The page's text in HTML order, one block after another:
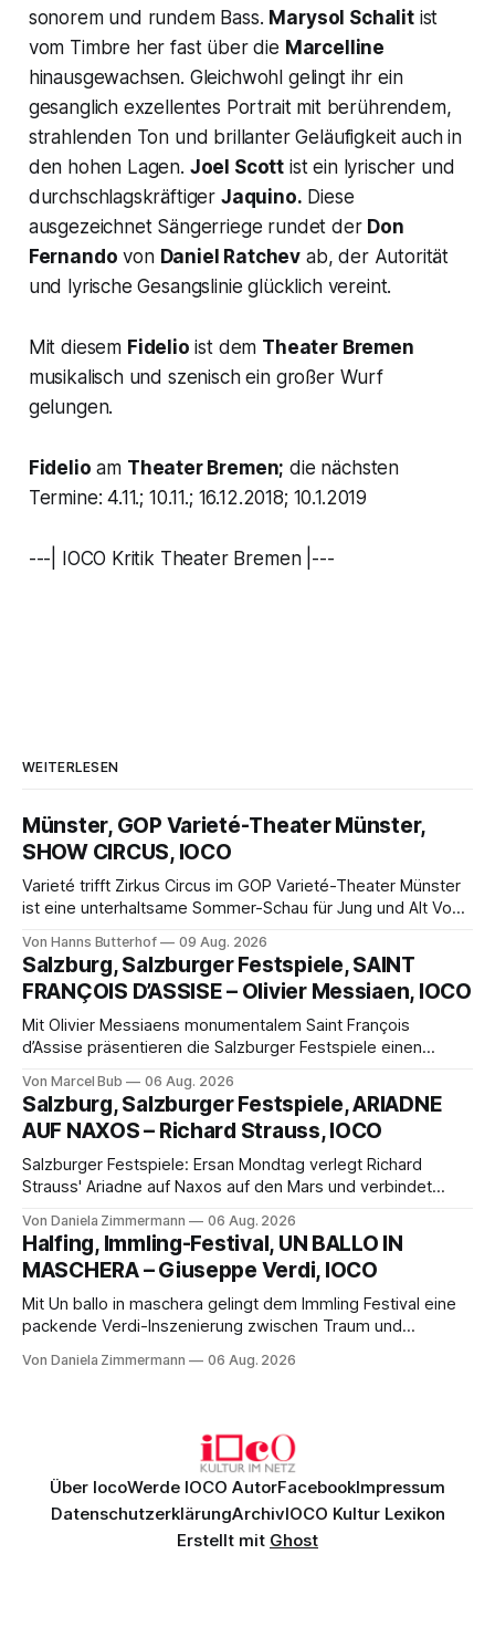
sonorem und rundem Bass. Marysol Schalitist
vom Timbre her fast über die Marcelline
hinausgewachsen. Gleichwohl gelingt ihr ein
gesanglich exzellentes Portrait mit berührendem,
strahlenden Ton und brillanter Geläufigkeit auch in
den hohen Lagen. Joel Scott ist ein lyrischer und
durchschlagskräftiger Jaquino. Diese
ausgezeichnet Sängerriege rundet der Don
Fernando von Daniel Ratchev ab, der Autorität
und lyrische Gesangslinie glücklich vereint.
Mit diesem Fidelio ist dem Theater Bremen
musikalisch und szenisch ein großer Wurf
gelungen.
Fidelio am Theater Bremen; die nächsten
Termine: 4.11.; 10.11.; 16.12.2018; 10.1.2019
---| IOCO Kritik Theater Bremen |---
WEITERLESEN
Münster, GOP Varieté-Theater Münster,
SHOW CIRCUS, IOCO
Varieté trifft Zirkus Circus im GOP Varieté-Theater Münster
ist eine unterhaltsame Sommer-Schau für Jung und Alt Von
Münster der Vorhang zur neuen Show Circus hebt, erkundet
wohl auch eine junge Frau, wie es ist, wenn der Zirkus ins
Varieté kommt.
Von Hanns Butterhof 09 Aug. 2026
Salzburg, Salzburger Festspiele, SAINT
FRANÇOIS D’ASSISE – Olivier Messiaen, IOCO
Mit Olivier Messiaens monumentalem Saint François
d’Assise präsentieren die Salzburger Festspiele einen
eine bildgewaltige Inszenierung, Maxime Pascal entfaltet
die komplexe Partitur eindrucksvoll, Philippe Sly berührt als
Franziskus.
Von Marcel Bub 06 Aug. 2026
Salzburg, Salzburger Festspiele, ARIADNE
AUF NAXOS – Richard Strauss, IOCO
Salzburger Festspiele: Ersan Mondtag verlegt Richard
Strauss' Ariadne auf Naxos auf den Mars und verbindet
Aufführung mit starken Solisten und den Wiener
Philharmonikern, szenisch bleibt der zweite Akt jedoch
hinter den Erwartungen zurück.
Von Daniela Zimmermann 06 Aug. 2026
Halfing, Immling-Festival, UN BALLO IN
MASCHERA – Giuseppe Verdi, IOCO
Mit Un ballo in maschera gelingt dem Immling Festival eine
packende Verdi-Inszenierung zwischen Traum und
psychologische Tiefe mit starken Bildern, getragen von
Von Daniela Zimmermann 06 Aug. 2026
Über IocoWerde IOCO AutorFacebookImpressum
DatenschutzerklärungArchivIOCO Kultur Lexikon
Erstellt mit Ghost